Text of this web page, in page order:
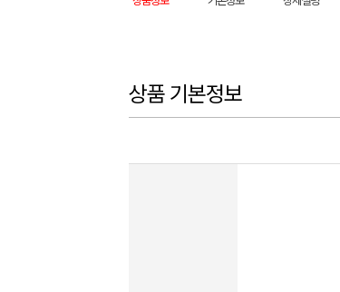
상품 기본정보